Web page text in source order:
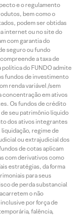
e o regulamento
bem como o
podem ser obtidas
internet ou no site do
com garantia do
seguro ou fundo
a taxa de
do FUNDO admite
fundos de investimento
renda variável /sem
concentração em ativos
Os fundos de crédito
seu patrimônio líquido
dos ativos integrantes
regime de
ou extrajudicial dos
de cotas aplicam
com derivativos como
estratégias, da forma
para seus
de perda substancial
o não
por força de
falência,